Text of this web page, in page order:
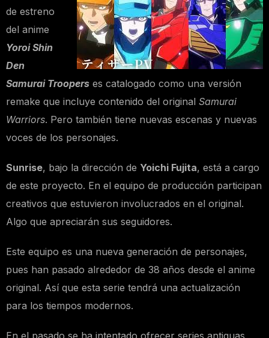
de estreno
del anime
Yoroi Shin
Den
Samurai Troopers es catalogado como una versión
remake que incluye contenido del original Samurai
Warriors. Pero también tiene nuevas escenas y nuevas
voces de los personajes.
Sunrise, bajo la dirección de Yoichi Fujita, está a cargo
de este proyecto. En el equipo de producción participan
creativos que estuvieron involucrados en el original.
Algo que apreciarán sus seguidores.
Este equipo es una nueva generación de personajes,
pues han pasado alrededor de 38 años desde el anime
original. Así que esta serie tendrá una actualización
para los tiempos modernos.
En el pasado se ha intentado ofrecer series antiguas